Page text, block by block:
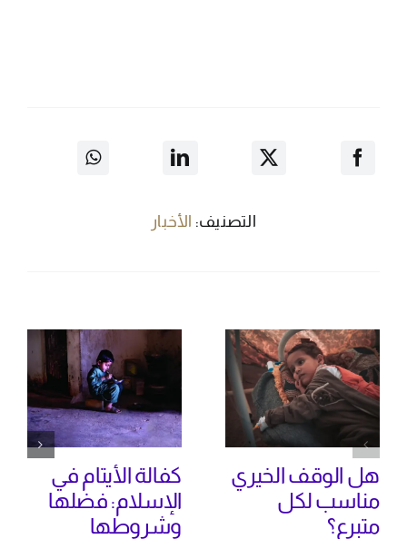
التصنيف: الأخبار
هل الوقف الخيري
مناسب لكل
متبرع؟
كفالة الأيتام في
الإسلام: فضلها
وشروطها